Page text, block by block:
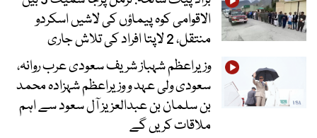
الاقوامی کوہ پیماؤں کی لاشیں اسکردو
منتقل، 2 لاپتا افراد کی تلاش جاری
وزیراعظم شہباز شریف سعودی عرب روانہ،
سعودی ولی عہد و وزیراعظم شہزادہ محمد
بن سلمان بن عبدالعزیز آل سعود سے اہم
ملاقات کریں گے